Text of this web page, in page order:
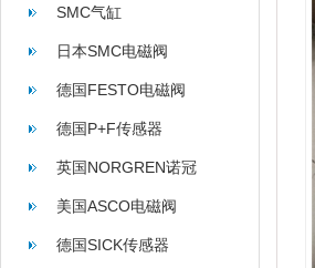
SMC气缸
日本SMC电磁阀
德国FESTO电磁阀
德国P+F传感器
英国NORGREN诺冠
美国ASCO电磁阀
德国SICK传感器